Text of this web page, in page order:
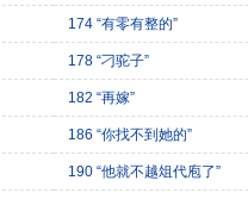
174 “有零有整的”
178 “刁驼子”
182 “再嫁”
186 “你找不到她的”
190 “他就不越俎代庖了”